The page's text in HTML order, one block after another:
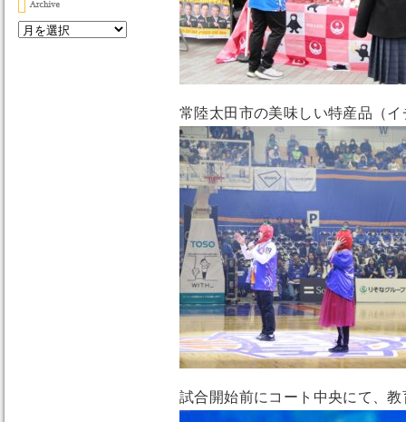
常陸太田市の美味しい特産品（
試合開始前にコート中央にて、